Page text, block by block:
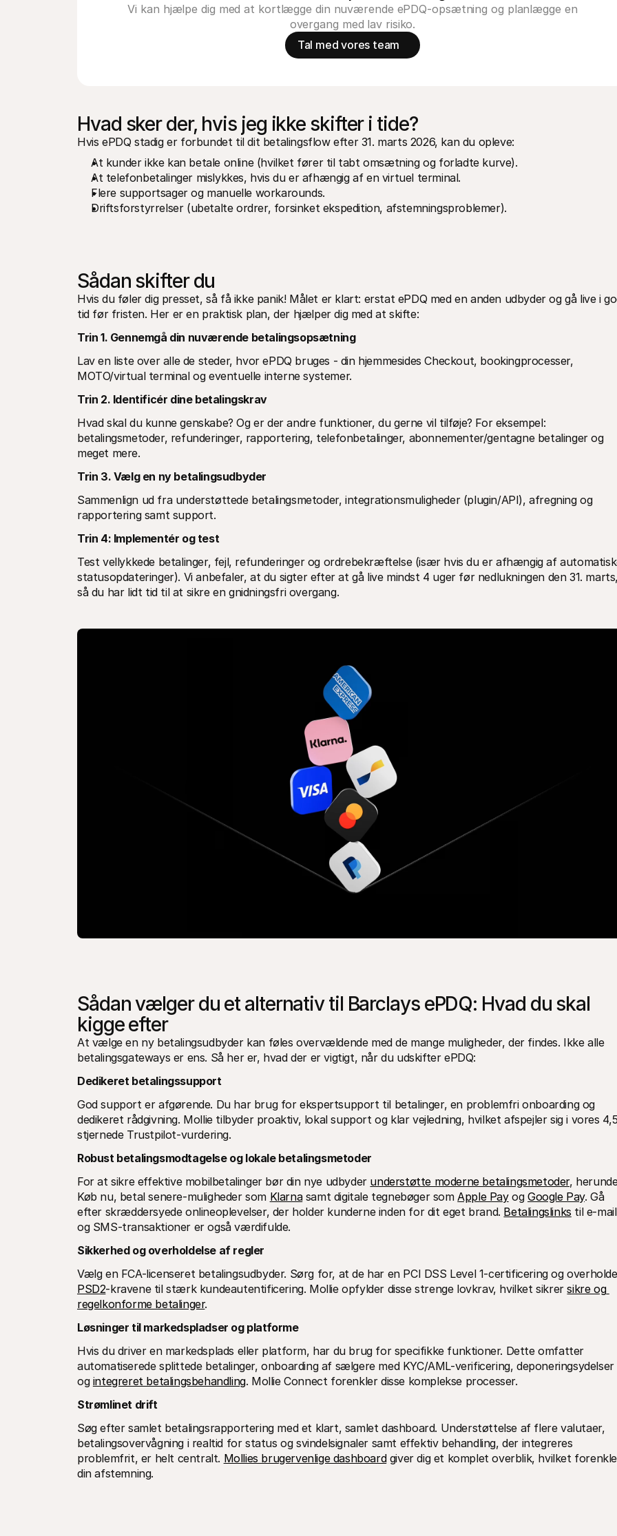
Vi kan hjælpe dig med at kortlægge din nuværende ePDQ-opsætning og planlægge en
overgang med lav risiko.
Tal med vores team
Hvad sker der, hvis jeg ikke skifter i tide?
Hvis ePDQ stadig er forbundet til dit betalingsflow efter 31. marts 2026, kan du opleve:
At kunder ikke kan betale online (hvilket fører til tabt omsætning og forladte kurve).
At telefonbetalinger mislykkes, hvis du er afhængig af en virtuel terminal.
Flere supportsager og manuelle workarounds.
Driftsforstyrrelser (ubetalte ordrer, forsinket ekspedition, afstemningsproblemer).
Sådan skifter du
Hvis du føler dig presset, så få ikke panik! Målet er klart: erstat ePDQ med en anden udbyder og gå live i
tid før fristen. Her er en praktisk plan, der hjælper dig med at skifte:
Trin 1. Gennemgå din nuværende betalingsopsætning
Lav en liste over alle de steder, hvor ePDQ bruges - din hjemmesides Checkout, bookingprocesser,
MOTO/virtual terminal og eventuelle interne systemer.
Trin 2. Identificér dine betalingskrav
Hvad skal du kunne genskabe? Og er der andre funktioner, du gerne vil tilføje? For eksempel:
betalingsmetoder, refunderinger, rapportering, telefonbetalinger, abonnementer/gentagne betalinger og
meget mere.
Trin 3. Vælg en ny betalingsudbyder
Sammenlign ud fra understøttede betalingsmetoder, integrationsmuligheder (plugin/API), afregning og
rapportering samt support.
Trin 4: Implementér og test
Test vellykkede betalinger, fejl, refunderinger og ordrebekræftelse (især hvis du er afhængig af
statusopdateringer). Vi anbefaler, at du sigter efter at gå live mindst 4 uger før nedlukningen den 31.
så du har lidt tid til at sikre en gnidningsfri overgang.
Sådan vælger du et alternativ til Barclays ePDQ: Hvad du skal
kigge efter
At vælge en ny betalingsudbyder kan føles overvældende med de mange muligheder, der findes. Ikke alle
betalingsgateways er ens. Så her er, hvad der er vigtigt, når du udskifter ePDQ:
Dedikeret betalingssupport
God support er afgørende. Du har brug for ekspertsupport til betalinger, en problemfri onboarding og
dedikeret rådgivning. Mollie tilbyder proaktiv, lokal support og klar vejledning, hvilket afspejler sig i vores
stjernede Trustpilot-vurdering.
Robust betalingsmodtagelse og lokale betalingsmetoder
For at sikre effektive mobilbetalinger bør din nye udbyder understøtte moderne betalingsmetoder,
Køb nu, betal senere-muligheder som Klarna samt digitale tegnebøger som Apple Pay og Google Pay. Gå
efter skræddersyede onlineoplevelser, der holder kunderne inden for dit eget brand. Betalingslinks til e-
og SMS-transaktioner er også værdifulde.
Sikkerhed og overholdelse af regler
PSD2-kravene til stærk kundeautentificering. Mollie opfylder disse strenge lovkrav, hvilket sikrer sikre og
regelkonforme betalinger.
Løsninger til markedspladser og platforme
Hvis du driver en markedsplads eller platform, har du brug for specifikke funktioner. Dette omfatter
automatiserede splittede betalinger, onboarding af sælgere med KYC/AML-verificering, deponeringsydelser
og integreret betalingsbehandling. Mollie Connect forenkler disse komplekse processer.
Strømlinet drift
Søg efter samlet betalingsrapportering med et klart, samlet dashboard. Understøttelse af flere valutaer,
betalingsovervågning i realtid for status og svindelsignaler samt effektiv behandling, der integreres
problemfrit, er helt centralt. Mollies brugervenlige dashboard giver dig et komplet overblik, hvilket
din afstemning.